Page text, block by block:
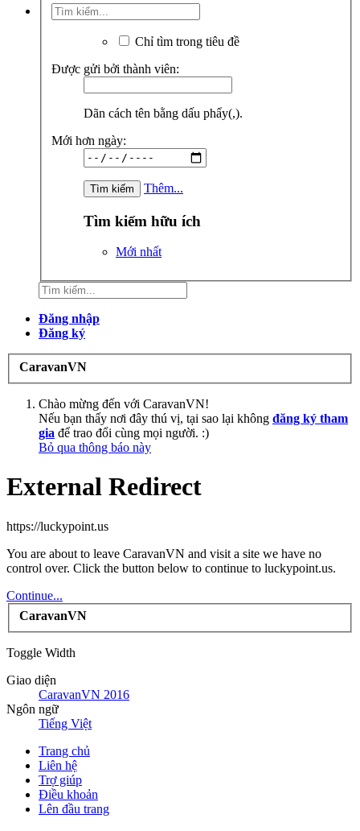
Chỉ tìm trong tiêu đề
Được gửi bởi thành viên:
Dãn cách tên bằng dấu phẩy(,).
Mới hơn ngày:
Thêm...
Tìm kiếm hữu ích
Mới nhất
Đăng nhập
Đăng ký
CaravanVN
Chào mừng đến với CaravanVN!
Nếu bạn thấy nơi đây thú vị, tại sao lại không đăng ký tham
gia để trao đổi cùng mọi người. :)
Bỏ qua thông báo này
External Redirect
https://luckypoint.us
You are about to leave CaravanVN and visit a site we have no
control over. Click the button below to continue to luckypoint.us.
Continue...
CaravanVN
Toggle Width
Giao diện
CaravanVN 2016
Ngôn ngữ
Tiếng Việt
Trang chủ
Liên hệ
Trợ giúp
Điều khoản
Lên đầu trang